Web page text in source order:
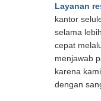
Layanan
kantor
selama
cepat
menjawab
karena
dengan